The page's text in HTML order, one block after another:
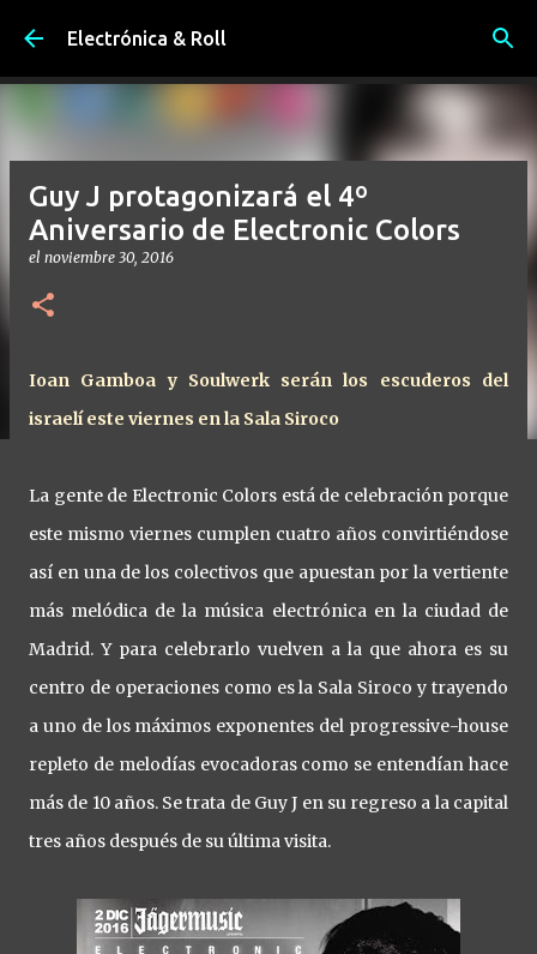
Ir al contenido principal
Electrónica & Roll
Guy J protagonizará el 4º
Aniversario de Electronic Colors
el noviembre 30, 2016
Ioan Gamboa y Soulwerk serán los escuderos del
israelí este viernes en la Sala Siroco
La gente de Electronic Colors está de celebración porque
este mismo viernes cumplen cuatro años convirtiéndose
así en una de los colectivos que apuestan por la vertiente
más melódica de la música electrónica en la ciudad de
Madrid. Y para celebrarlo vuelven a la que ahora es su
centro de operaciones como es la Sala Siroco y trayendo
a uno de los máximos exponentes del progressive-house
repleto de melodías evocadoras como se entendían hace
más de 10 años. Se trata de Guy J en su regreso a la capital
tres años después de su última visita.